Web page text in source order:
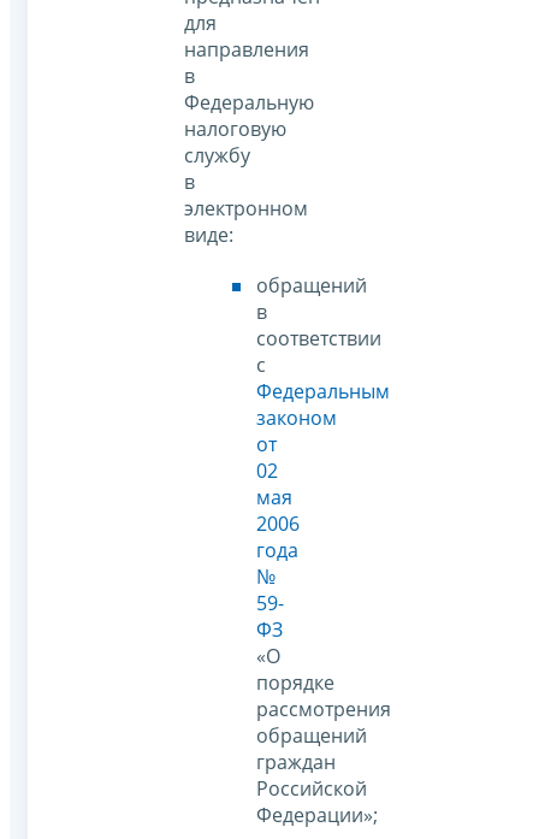
для
направления
в
Федеральную
налоговую
службу
в
электронном
виде:
обращений
в
соответствии
с
Федеральным
законом
от
02
мая
2006
года
№
59-
ФЗ
«О
порядке
рассмотрения
обращений
граждан
Российской
Федерации»;